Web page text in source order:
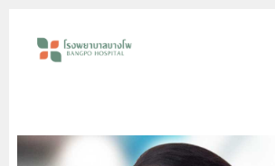
contentพยาบาล
Good
Health